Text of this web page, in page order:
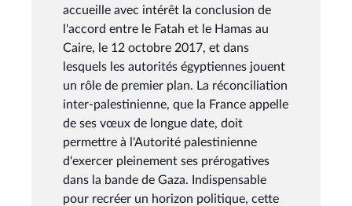
accueille avec intérêt la conclusion de
l'accord entre le Fatah et le Hamas au
Caire, le 12 octobre 2017, et dans
lesquels les autorités égyptiennes jouent
un rôle de premier plan. La réconciliation
inter-palestinienne, que la France appelle
de ses vœux de longue date, doit
permettre à l'Autorité palestinienne
d'exercer pleinement ses prérogatives
dans la bande de Gaza. Indispensable
pour recréer un horizon politique, cette